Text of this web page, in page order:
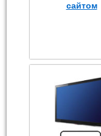
сайтом